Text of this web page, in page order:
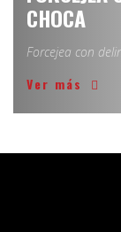
CHOCA
Forcejea con
Ver más